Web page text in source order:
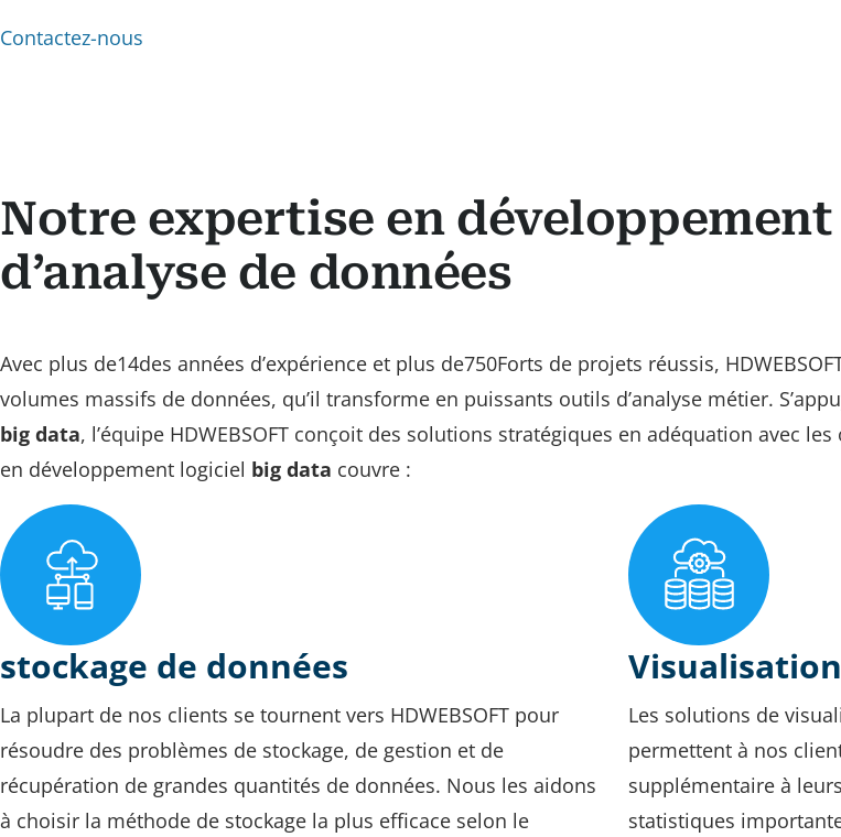
Contactez-nous
Notre expertise en
d’analyse de données
Avec plus de14des années d’expérience et plus de750Forts de projets réussis,
volumes massifs de données, qu’il transforme en puissants outils d’analyse métier.
big data, l’équipe HDWEBSOFT conçoit des solutions stratégiques en adéquation avec
en développement logiciel big data couvre :
stockage de données
La plupart de nos clients se tournent vers HDWEBSOFT pour
résoudre des problèmes de stockage, de gestion et de
récupération de grandes quantités de données. Nous les aidons
à choisir la méthode de stockage la plus efficace selon le
Les solutions de
permettent à nos
supplémentaire à
statistiques